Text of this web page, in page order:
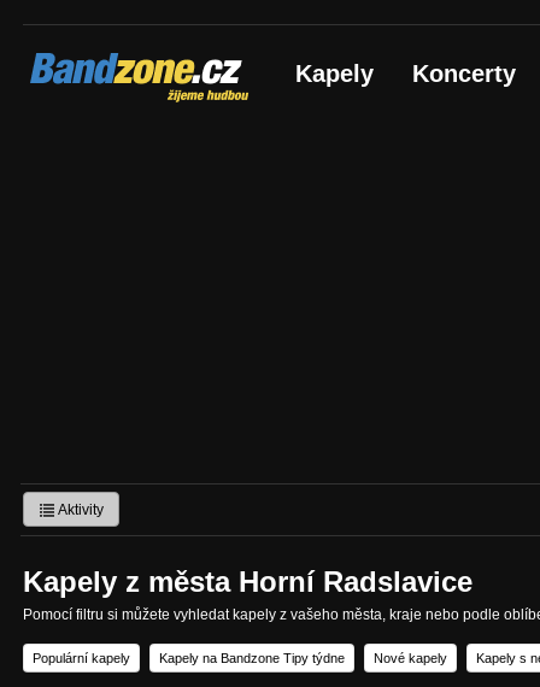
Bandzone.cz
žijeme hudbou Kapely Koncerty
Aktivity
Kapely z města Horní Radslavice
Pomocí filtru si můžete vyhledat kapely z vašeho města, kraje nebo podle
Populární kapely Kapely na Bandzone Tipy týdne Nové kapely Kapely s